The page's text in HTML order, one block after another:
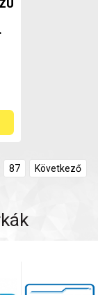
87 Következő